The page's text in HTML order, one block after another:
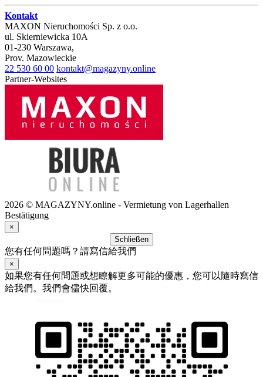
Kontakt
MAXON Nieruchomości Sp. z o.o.
ul. Skierniewicka 10A
01-230 Warszawa,
Prov. Mazowieckie
22 530 60 00 kontakt@magazyny.online
Partner-Websites
2026 © MAGAZYNY.online - Vermietung von Lagerhallen
Bestätigung
×
Schließen
您有任何問題嗎？請寫信給我們
×
如果您有任何問題或想瞭解更多可能的優惠，您可以隨時寫信
給我們。我們會儘快回覆。